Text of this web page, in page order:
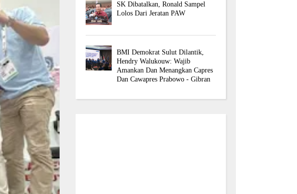
SK Dibatalkan, Ronald Sampel
Lolos Dari Jeratan PAW
BMI Demokrat Sulut Dilantik,
Hendry Walukouw: Wajib
Amankan Dan Menangkan Capres
Dan Cawapres Prabowo - Gibran